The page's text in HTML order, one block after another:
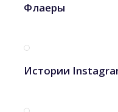
Флаеры
Истории